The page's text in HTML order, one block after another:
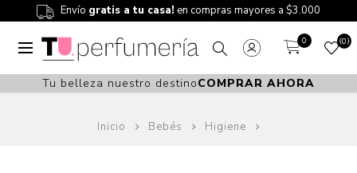
Envío gratis a tu casa! en compras mayores a $3.000
0 0
Tu belleza nuestro destinoCOMPRAR AHORA
Inicio Bebés Higiene